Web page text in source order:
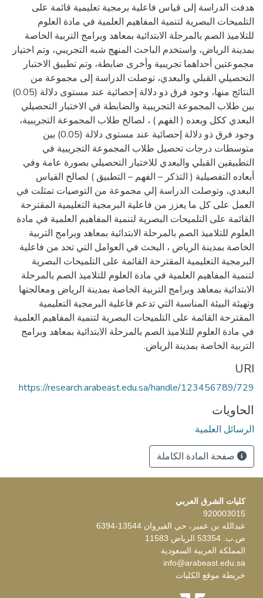
هدفت الدراسة إلى قياس فاعلية برمجية تعليمية قائمة على
التلميحات البصرية لتنمية المفاهيم العلمية في مادة العلوم
للتلاميذ الصم بالمرحلة الابتدائية بمعاهد وبرامج التربية الخاصة
بمدينة الرياض، واستخدم الباحث المنهج شبه التجريبي، وتم اختيار
مجموعتين أحداهما تجريبية وأخرى ضابطة، وتم تطبيق الاختبار
التحصيلي القبلي والبعدي، توصلت الدراسة إلى مجموعة من
النتائج منها، وجود فرق ذو دلالة إحصائية عند مستوى دلالة (0.05)
بين طلاب المجموعة التجريبية والضابطة في الاختبار التحصيلي
البعدي ككل وبعده ( الفهم ) ، لصالح طلاب المجموعة التجريبية،
وجود فرق ذو دلالة إحصائية عند مستوى دلالة (0.05) بين
متوسطات درجات تحصيل طلاب المجموعة التجريبية في
التطبيقين القبلي والبعدي للاختبار التحصيلي بصورة عامة وفي
أبعاده التفصيلية ( التذكر – الفهم – التطبيق ) لصالح القياس
البعدي، وتوصلت الدراسة إلي مجموعة من التوصيات تمثلت في
العمل على كل ما يعزز من فاعلية البرمجية التعليمية المقترحة
القائمة على التلميحات البصرية لتنمية المفاهيم العلمية في مادة
العلوم للتلاميذ الصم بالمرحلة الابتدائية بمعاهد وبرامج التربية
الخاصة بمدينة الرياض ، البحث في العوامل التي تحد من فاعلية
البرمجية التعليمية المقترحة القائمة على التلميحات البصرية
لتنمية المفاهيم العلمية في مادة العلوم للتلاميذ الصم بالمرحلة
الابتدائية بمعاهد وبرامج التربية الخاصة بمدينة الرياض ومعالجتها
وتهيئة البيئة المناسبة التي تدعم فاعلية البرمجية التعليمية
المقترحة القائمة على التلميحات البصرية لتنمية المفاهيم العلمية
في مادة العلوم للتلاميذ الصم بالمرحلة الابتدائية بمعاهد وبرامج
التربية الخاصة بمدينة الرياض.
URI
https://research.arabeast.edu.sa/handle/123456789/729
الحاويات
الرسائل العلمية
صفحة المادة الكاملة
كليات الشرق العربي
920003015
عبدالله بن عمير، حي القيروان 13544-6394
ص.ب. 53354 الرياض 11583
المملكة العربية السعودية
info@arabeast.edu.sa
خريطة موقع الكليات